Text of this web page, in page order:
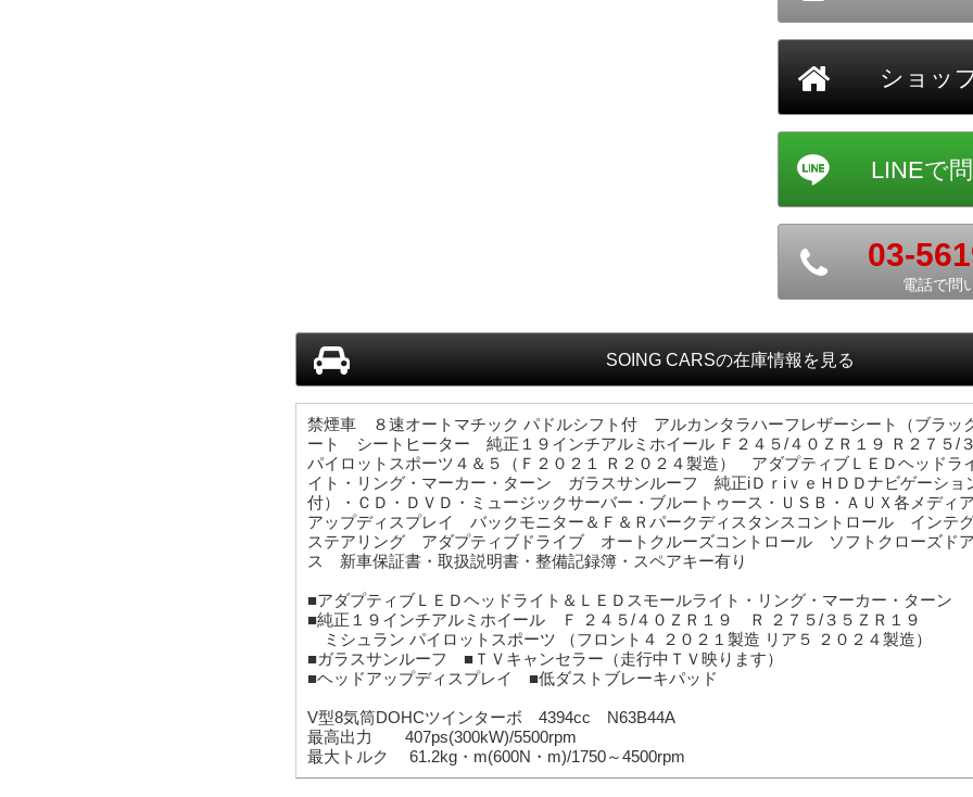
03-
電話で問
SOING CARSの在庫情報を見る
禁煙車 ８速オートマチック パドルシフト付 アルカンタラハーフレザーシート（ブラッ
ート シートヒーター 純正１９インチアルミホイール Ｆ２４５/４０ＺＲ１９ Ｒ２７５/
パイロットスポーツ４＆５（Ｆ２０２１ Ｒ２０２４製造） アダプティブＬＥＤヘッド
イト・リング・マーカー・ターン ガラスサンルーフ 純正iＤｒiｖｅＨＤＤナビゲーショ
付）・ＣＤ・ＤＶＤ・ミュージックサーバー・ブルートゥース・ＵＳＢ・ＡＵＸ各メデ
アップディスプレイ バックモニター＆Ｆ＆Ｒパークディスタンスコントロール インテ
ステアリング アダプティブドライブ オートクルーズコントロール ソフトクローズド
ス 新車保証書・取扱説明書・整備記録簿・スペアキー有り
■アダプティブＬＥＤヘッドライト＆ＬＥＤスモールライト・リング・マーカー・ターン
■純正１９インチアルミホイール Ｆ ２４５/４０ＺＲ１９ Ｒ ２７５/３５ＺＲ１９
ミシュラン パイロットスポーツ （フロント４ ２０２１製造 リア５ ２０２４製造）
■ガラスサンルーフ ■ＴＶキャンセラー（走行中ＴＶ映ります）
■ヘッドアップディスプレイ ■低ダストブレーキパッド
V型8気筒DOHCツインターボ
4394cc N63B44A
最高出力 407ps(300kW)/5500rpm
最大トルク 61.2kg・m(600N・m)/1750～4500rpm